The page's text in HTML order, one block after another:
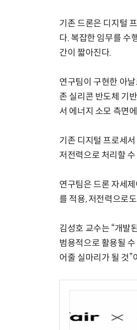
기존 드론은 디지털
다. 복잡한 임무를 수
간이 짧아진다.
연구팀이 구현한 아
존 실리콘 반도체 기
서 에너지 소모 측면
기존 디지털 프로세
저전력으로 처리할
연구팀은 드론 자세
를 적용, 저전력으로
김성호 교수는 “개발
범용적으로 활용될
어줄 실마리가 될 것”